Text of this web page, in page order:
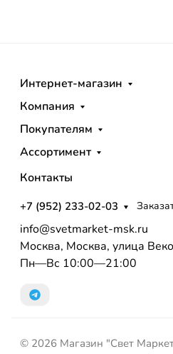
Интернет-магазин
Компания
Покупателям
Ассортимент
Контакты
+7 (952) 233-02-03
info@svetmarket-msk.ru
Москва, Москва, улица
Пн—Вс 10:00—21:00
© 2026 Магазин "Свет